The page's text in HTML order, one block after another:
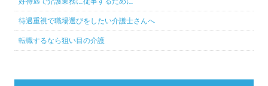
待遇重視で職場選びをしたい介護士さんへ
転職するなら狙い目の介護